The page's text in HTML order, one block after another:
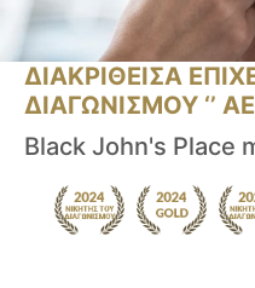
ΔΙΑΚΡΙΘΕΙΣΑ
ΔΙΑΓΩΝΙΣΜΟΥ ‘’
Black John's Place